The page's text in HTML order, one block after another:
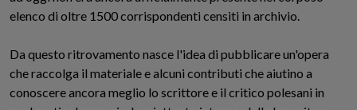
elenco di oltre 1500 corrispondenti censiti in archivio.
Da questo ritrovamento nasce l'idea di pubblicare un'opera
che raccolga il materiale e alcuni contributi che aiutino a
conoscere ancora meglio lo scrittore e il critico polesani in